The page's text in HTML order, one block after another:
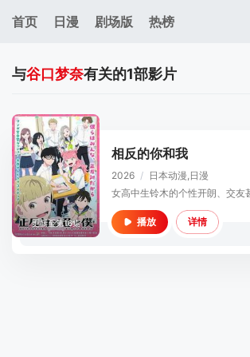
首页 日漫 剧场版 热榜
与谷口梦奈有关的1部影片
更新至第16集
相反的你和我
2026 / 日本动漫,日漫
播放 详情